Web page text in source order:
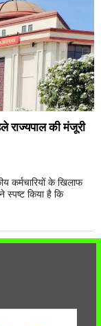
राज्यपाल की मंजूरी
कर्मचारियों के खिलाफ
स्पष्ट किया है कि